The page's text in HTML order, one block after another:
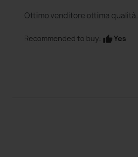
Ottimo venditore ottima qualità.
Recommended to buy: thumb_upYes